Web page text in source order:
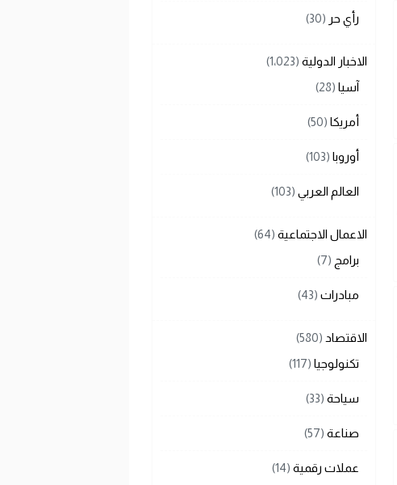
رأي حر (30)
الاخبار الدولية (1٬023)
آسيا (28)
أمريكا (50)
أوروبا (103)
العالم العربي (103)
الاعمال الاجتماعية (64)
برامج (7)
مبادرات (43)
الاقتصاد (580)
تكنولوجيا (117)
سياحة (33)
صناعة (57)
عملات رقمية (14)